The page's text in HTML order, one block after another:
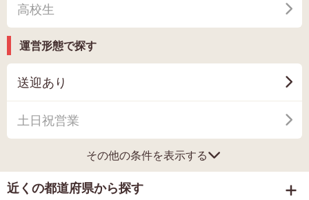
高校生
運営形態で探す
送迎あり
土日祝営業
その他の条件を表示する
近くの都道府県から探す